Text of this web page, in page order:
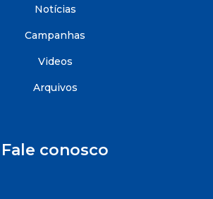
Notícias
Campanhas
Videos
Arquivos
Fale conosco